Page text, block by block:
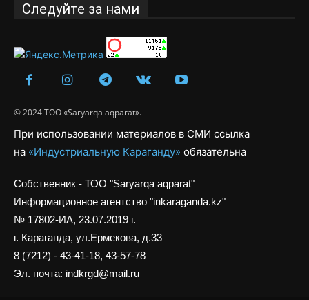
Следуйте за нами
© 2024 ТОО «Saryarqa aqparat».
При использовании материалов в СМИ ссылка
на «Индустриальную Караганду» обязательна
Собственник - ТОО "Saryarqa aqparat"
Информационное агентство "inkaraganda.kz"
№ 17802-ИА, 23.07.2019 г.
г. Караганда, ул.Ермекова, д.33
8 (7212) - 43-41-18, 43-57-78
Эл. почта: indkrgd@mail.ru